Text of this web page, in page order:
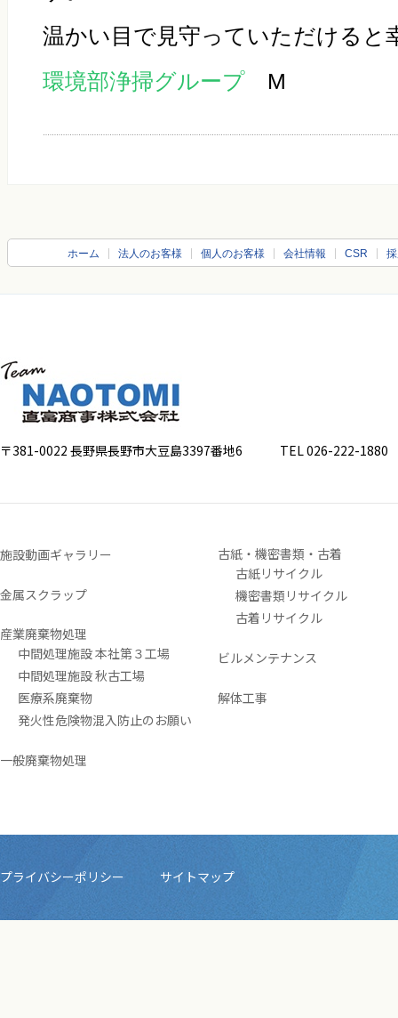
温かい目で見守っていただけると
環境部浄掃グループ M
ホーム 法人のお客様 個人のお客様 会社情報 CSR
〒381-0022 長野県長野市大豆島3397番地6 TEL 026-222-1880
施設動画ギャラリー
金属スクラップ
産業廃棄物処理
中間処理施設 本社第３工場
中間処理施設 秋古工場
医療系廃棄物
発火性危険物混入防止のお願い
一般廃棄物処理
古紙・機密書類・古着
古紙リサイクル
機密書類リサイクル
古着リサイクル
ビルメンテナンス
解体工事
プライバシーポリシー サイトマップ